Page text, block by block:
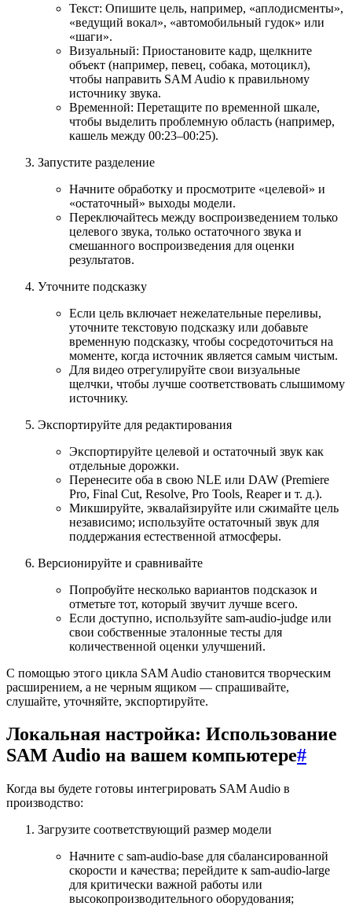
Текст: Опишите цель, например, «аплодисменты»,
«ведущий вокал», «автомобильный гудок» или
«шаги».
Визуальный: Приостановите кадр, щелкните
объект (например, певец, собака, мотоцикл),
чтобы направить SAM Audio к правильному
источнику звука.
Временной: Перетащите по временной шкале,
чтобы выделить проблемную область (например,
кашель между 00:23–00:25).
Запустите разделение
Начните обработку и просмотрите «целевой» и
«остаточный» выходы модели.
Переключайтесь между воспроизведением только
целевого звука, только остаточного звука и
смешанного воспроизведения для оценки
результатов.
Уточните подсказку
Если цель включает нежелательные переливы,
уточните текстовую подсказку или добавьте
временную подсказку, чтобы сосредоточиться на
моменте, когда источник является самым чистым.
Для видео отрегулируйте свои визуальные
щелчки, чтобы лучше соответствовать слышимому
источнику.
Экспортируйте для редактирования
Экспортируйте целевой и остаточный звук как
отдельные дорожки.
Перенесите оба в свою NLE или DAW (Premiere
Pro, Final Cut, Resolve, Pro Tools, Reaper и т. д.).
Микшируйте, эквалайзируйте или сжимайте цель
независимо; используйте остаточный звук для
поддержания естественной атмосферы.
Версионируйте и сравнивайте
Попробуйте несколько вариантов подсказок и
отметьте тот, который звучит лучше всего.
Если доступно, используйте sam-audio-judge или
свои собственные эталонные тесты для
количественной оценки улучшений.
С помощью этого цикла SAM Audio становится творческим
расширением, а не черным ящиком — спрашивайте,
слушайте, уточняйте, экспортируйте.
Локальная настройка: Использование
SAM Audio на вашем компьютере#
Когда вы будете готовы интегрировать SAM Audio в
производство:
Загрузите соответствующий размер модели
Начните с sam-audio-base для сбалансированной
скорости и качества; перейдите к sam-audio-large
для критически важной работы или
высокопроизводительного оборудования;